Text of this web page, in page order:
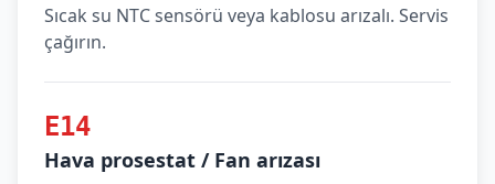
Sıcak su NTC sensörü veya kablosu arızalı. Servis
çağırın.
E14
Hava prosestat / Fan arızası